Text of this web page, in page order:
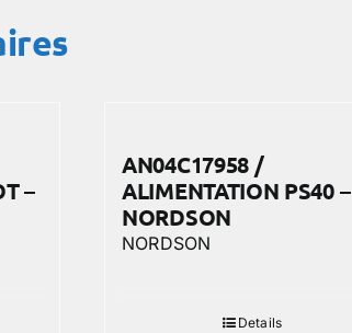
–
AN04C17958 /
ALIMENTATION PS40 –
NORDSON
NORDSON
Details